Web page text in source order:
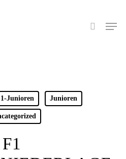
search
Menu
Junioren Junioren
F1